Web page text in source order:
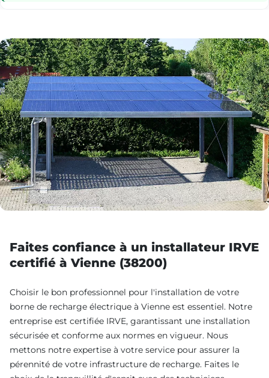
Faites confiance à un installateur IRVE
certifié à Vienne (38200)
Choisir le bon professionnel pour l'installation de votre
borne de recharge électrique à Vienne est essentiel. Notre
entreprise est certifiée IRVE, garantissant une installation
sécurisée et conforme aux normes en vigueur. Nous
mettons notre expertise à votre service pour assurer la
pérennité de votre infrastructure de recharge. Faites le